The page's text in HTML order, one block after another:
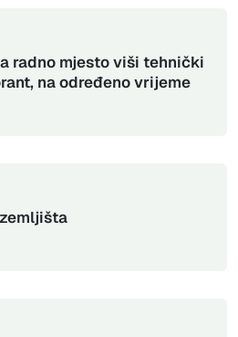
radno mjesto viši tehnički
na određeno vrijeme